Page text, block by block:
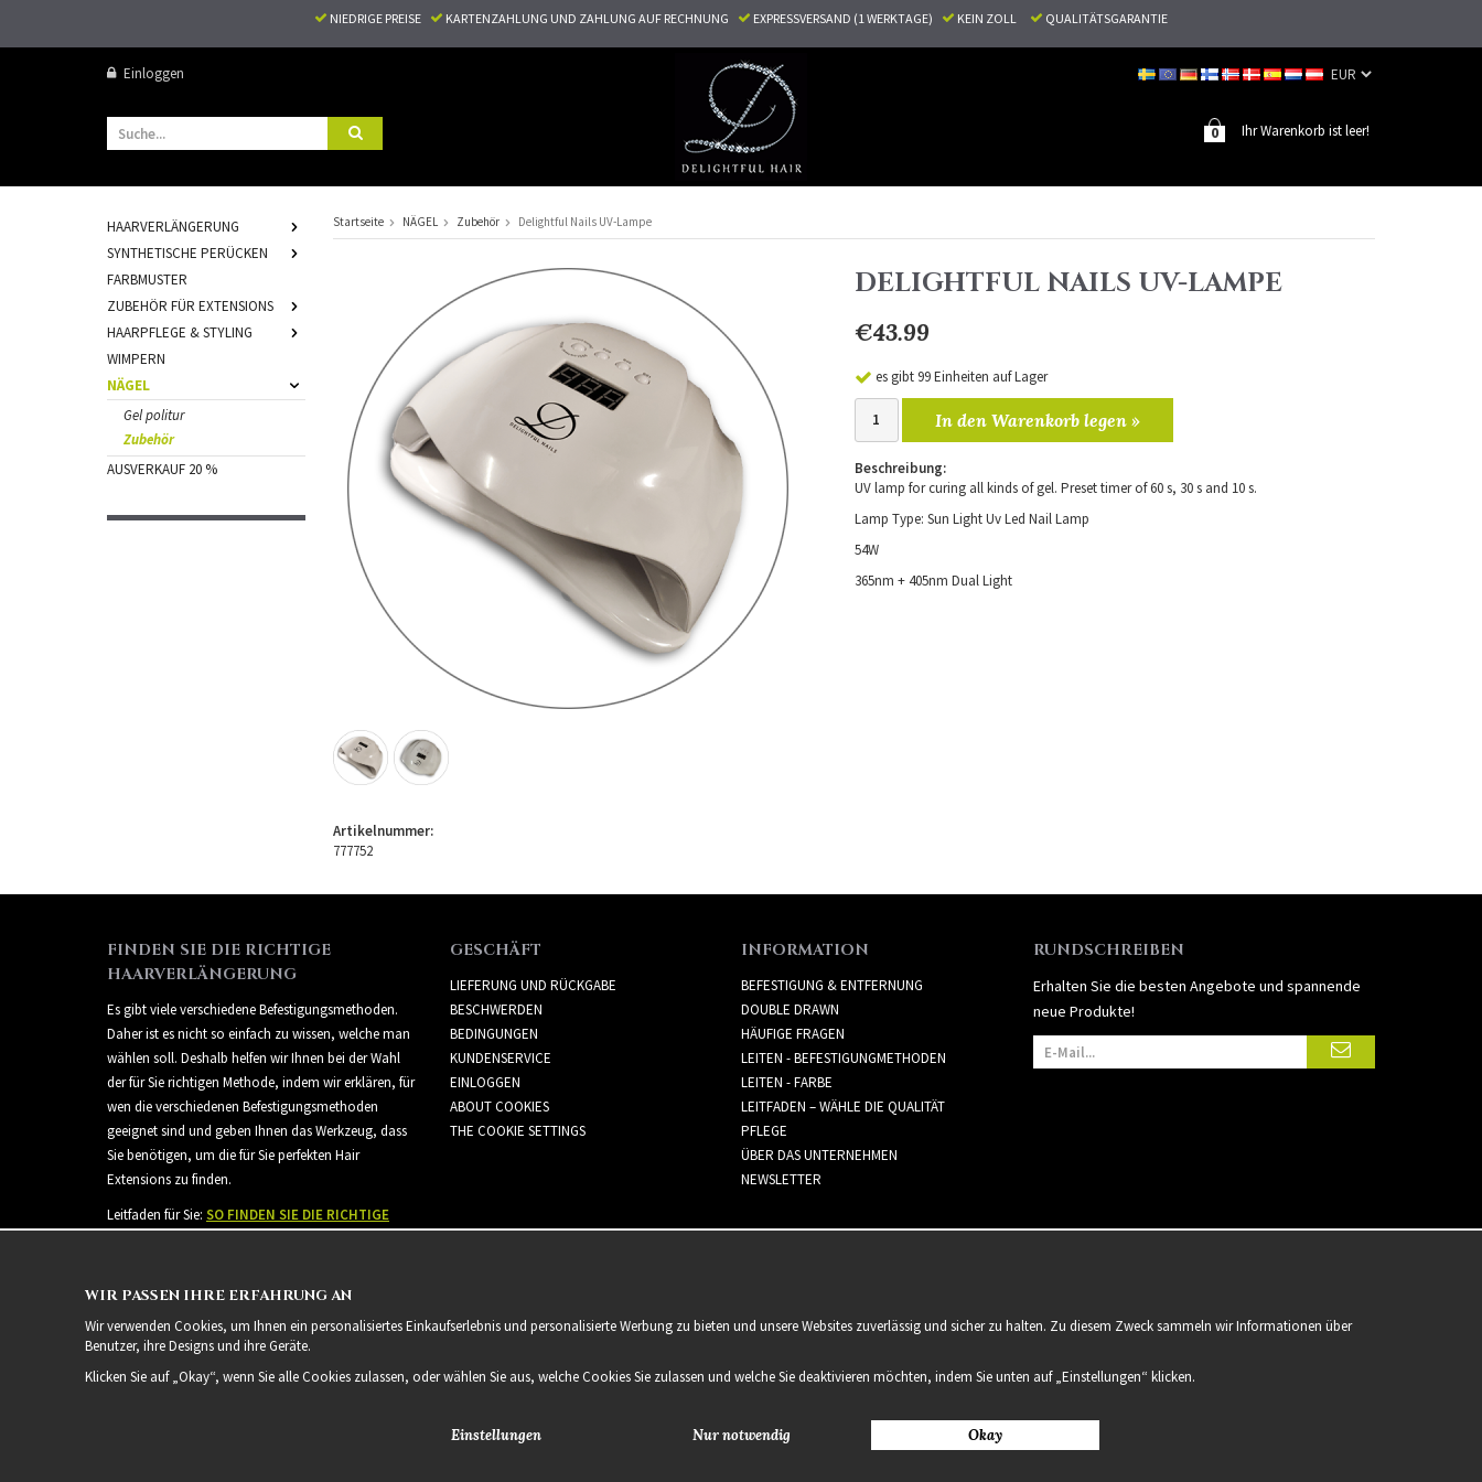
NIEDRIGE PREISE KARTENZAHLUNG UND ZAHLUNG AUF RECHNUNG EXPRESSVERSAND (1 WERKTAGE) KEIN ZOLL QUALITÄTSGARANTIE
Einloggen
Ihr Warenkorb ist leer!
0
HAARVERLÄNGERUNG
SYNTHETISCHE PERÜCKEN
FARBMUSTER
ZUBEHÖR FÜR EXTENSIONS
HAARPFLEGE & STYLING
WIMPERN
NÄGEL
Gel politur
Zubehör
AUSVERKAUF 20 %
Startseite NÄGEL Zubehör Delightful Nails UV-Lampe
DELIGHTFUL NAILS UV-LAMPE
€43.99
es gibt 99 Einheiten auf Lager
In den Warenkorb legen »
Beschreibung:
UV lamp for curing all kinds of gel. Preset timer of 60 s, 30 s and 10 s.
Lamp Type: Sun Light Uv Led Nail Lamp
54W
365nm + 405nm Dual Light
Artikelnummer:
777752
FINDEN SIE DIE RICHTIGE
HAARVERLÄNGERUNG
Es gibt viele verschiedene Befestigungsmethoden.
Daher ist es nicht so einfach zu wissen, welche man
wählen soll. Deshalb helfen wir Ihnen bei der Wahl
der für Sie richtigen Methode, indem wir erklären, für
wen die verschiedenen Befestigungsmethoden
geeignet sind und geben Ihnen das Werkzeug, dass
Sie benötigen, um die für Sie perfekten Hair
Extensions zu finden.
Leitfaden für Sie: SO FINDEN SIE DIE RICHTIGE
GESCHÄFT
LIEFERUNG UND RÜCKGABE
BESCHWERDEN
BEDINGUNGEN
KUNDENSERVICE
EINLOGGEN
ABOUT COOKIES
THE COOKIE SETTINGS
INFORMATION
BEFESTIGUNG & ENTFERNUNG
DOUBLE DRAWN
HÄUFIGE FRAGEN
LEITEN - BEFESTIGUNGMETHODEN
LEITEN - FARBE
LEITFADEN – WÄHLE DIE QUALITÄT
PFLEGE
ÜBER DAS UNTERNEHMEN
NEWSLETTER
RUNDSCHREIBEN
Erhalten Sie die besten Angebote und spannende
neue Produkte!
2021 Delightful Hair
WIR PASSEN IHRE ERFAHRUNG AN
Wir verwenden Cookies, um Ihnen ein personalisiertes Einkaufserlebnis und personalisierte Werbung zu bieten und unsere Websites zuverlässig und sicher zu halten. Zu diesem Zweck sammeln wir Informationen über
Benutzer, ihre Designs und ihre Geräte.
Klicken Sie auf „Okay“, wenn Sie alle Cookies zulassen, oder wählen Sie aus, welche Cookies Sie zulassen und welche Sie deaktivieren möchten, indem Sie unten auf „Einstellungen“ klicken.
Einstellungen Nur notwendig Okay